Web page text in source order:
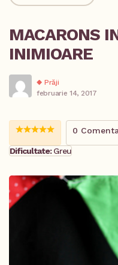
MACARONS
INIMIOARE
Prăji
februarie 14, 2017
0
Dificultate:Greu